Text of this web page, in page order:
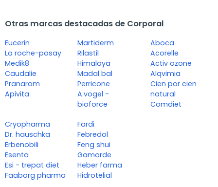
Otras marcas destacadas de Corporal
Eucerin
La roche-posay
Medik8
Caudalie
Pranarom
Apivita
Martiderm
Rilastil
Himalaya
Madal bal
Perricone
A.vogel -
bioforce
Aboca
Acorelle
Activ ozone
Alqvimia
Cien por cien
natural
Comdiet
Cryopharma
Dr. hauschka
Erbenobili
Esenta
Esi - trepat diet
Faaborg pharma
Fardi
Febredol
Feng shui
Gamarde
Heber farma
Hidrotelial